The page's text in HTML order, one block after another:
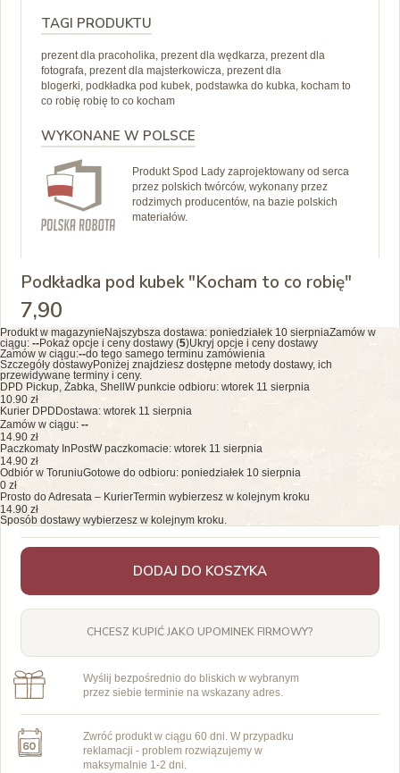
TAGI PRODUKTU
prezent dla pracoholika, prezent dla wędkarza, prezent dla
fotografa, prezent dla majsterkowicza, prezent dla
blogerki, podkładka pod kubek, podstawka do kubka, kocham to
co robię robię to co kocham
WYKONANE W POLSCE
Produkt Spod Lady zaprojektowany od serca
przez polskich twórców, wykonany przez
rodzimych producentów, na bazie polskich
materiałów.
Podkładka pod kubek "Kocham to co robię"
7,90
Produkt w magazynieNajszybsza dostawa: poniedziałek 10 sierpniaZamów w
ciągu: --Pokaż opcje i ceny dostawy (5)Ukryj opcje i ceny dostawy
Zamów w ciągu:--do tego samego terminu zamówienia
Szczegóły dostawyPoniżej znajdziesz dostępne metody dostawy, ich
przewidywane terminy i ceny.
DPD Pickup, Żabka, ShellW punkcie odbioru: wtorek 11 sierpnia
10.90 zł
Kurier DPDDostawa: wtorek 11 sierpnia
Zamów w ciągu: --
14.90 zł
Paczkomaty InPostW paczkomacie: wtorek 11 sierpnia
14.90 zł
Odbiór w ToruniuGotowe do odbioru: poniedziałek 10 sierpnia
0 zł
Prosto do Adresata – KurierTermin wybierzesz w kolejnym kroku
14.90 zł
Sposób dostawy wybierzesz w kolejnym kroku.
DODAJ DO KOSZYKA
CHCESZ KUPIĆ JAKO UPOMINEK FIRMOWY?
Wyślij bezpośrednio do bliskich w wybranym
przez siebie terminie na wskazany adres.
Zwróć produkt w ciągu 60 dni. W przypadku
reklamacji - problem rozwiązujemy w
maksymalnie 1-2 dni.